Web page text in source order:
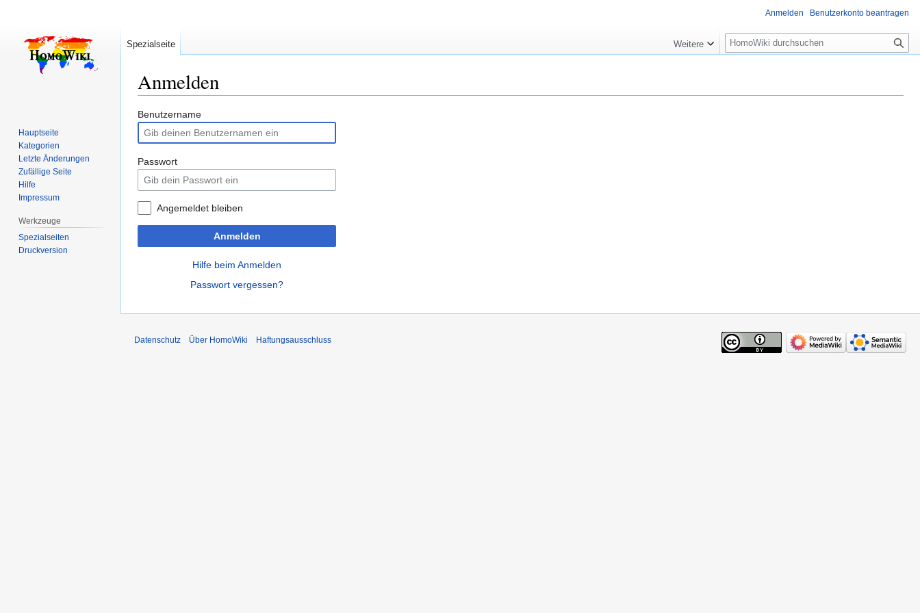
Anmelden
Zur
Navigation
springen
Zur
Suche
springen
Benutzername
Passwort
Angemeldet bleiben
Anmelden
Hilfe beim Anmelden
Passwort vergessen?
Anmelden Benutzerkonto beantragen
Spezialseite Weitere
Suche
Hauptseite
Kategorien
Letzte Änderungen
Zufällige Seite
Hilfe
Impressum
Werkzeuge
Spezialseiten
Druckversion
Datenschutz Über HomoWiki Haftungsausschluss